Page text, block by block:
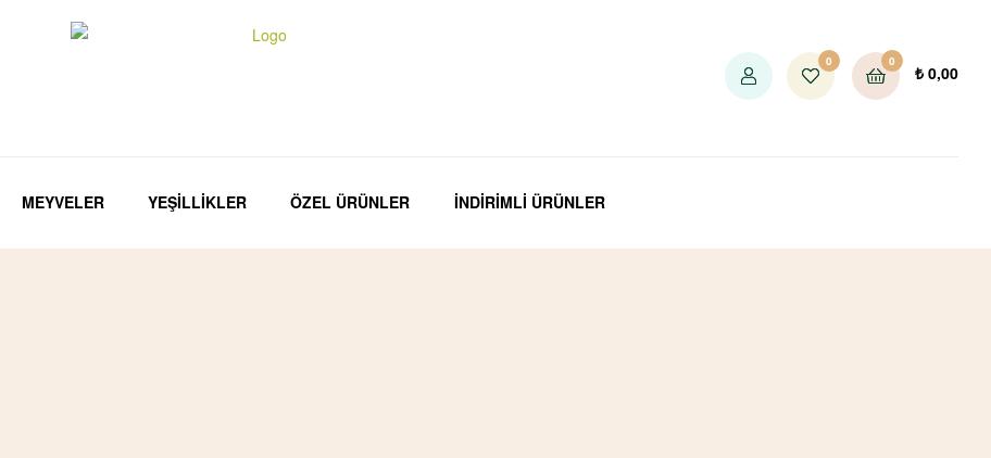
0 0
₺ 0,00
MEYVELER YEŞİLLİKLER ÖZEL ÜRÜNLER İNDİRİMLİ ÜRÜNLER